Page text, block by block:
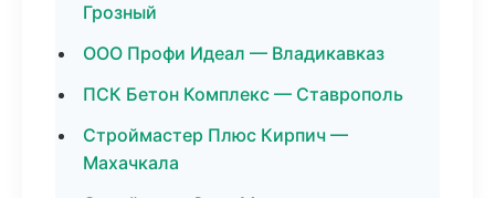
Грозный
ООО Профи Идеал — Владикавказ
ПСК Бетон Комплекс — Ставрополь
Строймастер Плюс Кирпич —
Махачкала